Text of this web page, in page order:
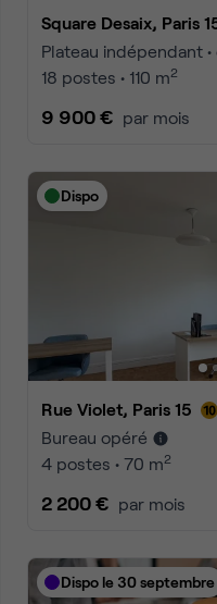
Square Desaix, Paris
Plateau indépendant
18 postes • 110 m2
9 900 € par mois
Dispo
Rue Violet, Paris 15
Bureau opéré
4 postes • 70 m2
2 200 € par mois
Dispo le 30 septembre